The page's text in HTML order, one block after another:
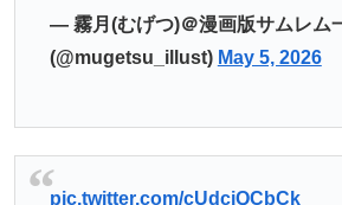
— 霧月(むげつ)＠漫画版サムレム
(@mugetsu_illust) May 5, 2026
pic.twitter.com/cUdcjQCbCk